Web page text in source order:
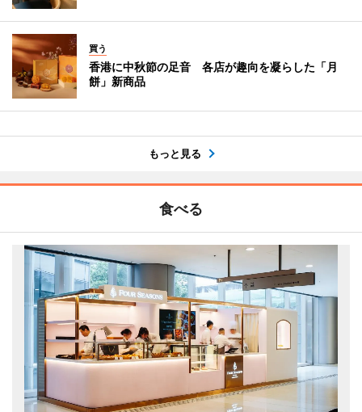
買う
香港に中秋節の足音 各店が趣向を凝らした「月
餅」新商品
もっと見る
食べる